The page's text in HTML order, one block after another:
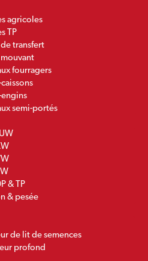
agricoles
TP
de transfert
mouvant
fourragers
engins
semi-portés
& TP
& pesée
de lit de semences
profond